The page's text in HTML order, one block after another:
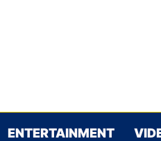
ENTERTAINMENT